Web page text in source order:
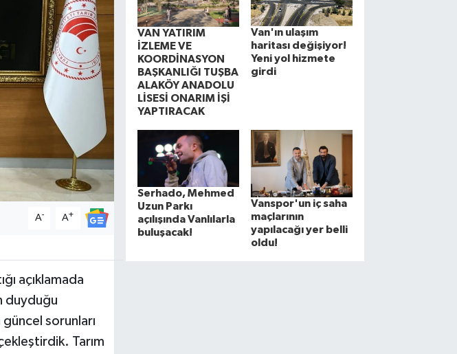
A- A+
açıklamada
duyduğu
sorunları
Tarım
VAN YATIRIM
İZLEME VE
KOORDİNASYON
BAŞKANLIĞI TUŞBA
ALAKÖY ANADOLU
LİSESİ ONARIM İŞİ
YAPTIRACAK
Van'ın ulaşım
haritası değişiyor!
Yeni yol hizmete
girdi
Serhado, Mehmed
Uzun Parkı
açılışında Vanlılarla
buluşacak!
Vanspor'un iç saha
maçlarının
yapılacağı yer belli
oldu!